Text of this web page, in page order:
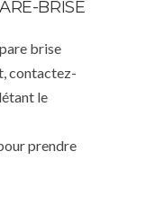
BRISE
brise
contactez-
le
prendre